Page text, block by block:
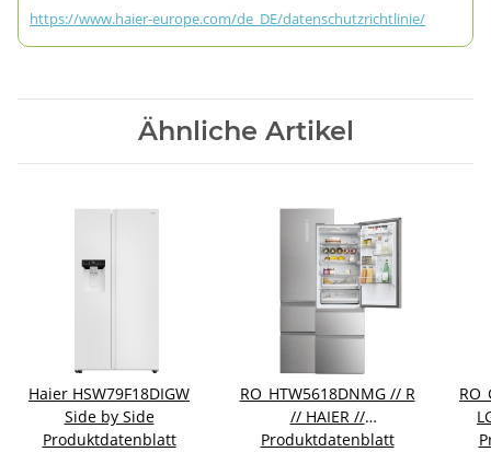
https://www.haier-europe.com/de_DE/datenschutzrichtlinie/
Ähnliche Artikel
Haier HSW79F18DIGW
Side by Side
Produktdatenblatt
RO_HTW5618DNMG // R
// HAIER //
HTW5618DNMG
Produktdatenblatt